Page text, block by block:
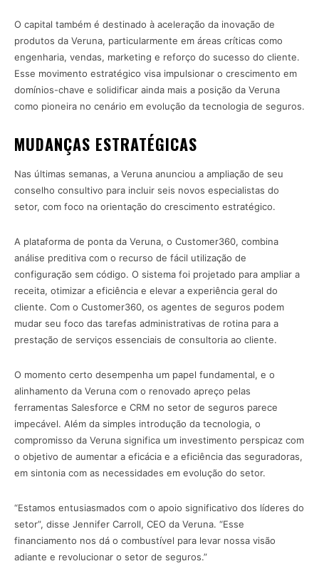
O capital também é destinado à aceleração da inovação de
produtos da Veruna, particularmente em áreas críticas como
engenharia, vendas, marketing e reforço do sucesso do cliente.
Esse movimento estratégico visa impulsionar o crescimento em
domínios-chave e solidificar ainda mais a posição da Veruna
como pioneira no cenário em evolução da tecnologia de seguros.
MUDANÇAS ESTRATÉGICAS
Nas últimas semanas, a Veruna anunciou a ampliação de seu
conselho consultivo para incluir seis novos especialistas do
setor, com foco na orientação do crescimento estratégico.
A plataforma de ponta da Veruna, o Customer360, combina
análise preditiva com o recurso de fácil utilização de
configuração sem código. O sistema foi projetado para ampliar a
receita, otimizar a eficiência e elevar a experiência geral do
cliente. Com o Customer360, os agentes de seguros podem
mudar seu foco das tarefas administrativas de rotina para a
prestação de serviços essenciais de consultoria ao cliente.
O momento certo desempenha um papel fundamental, e o
alinhamento da Veruna com o renovado apreço pelas
ferramentas Salesforce e CRM no setor de seguros parece
impecável. Além da simples introdução da tecnologia, o
compromisso da Veruna significa um investimento perspicaz com
o objetivo de aumentar a eficácia e a eficiência das seguradoras,
em sintonia com as necessidades em evolução do setor.
“Estamos entusiasmados com o apoio significativo dos líderes do
setor”, disse Jennifer Carroll, CEO da Veruna. “Esse
financiamento nos dá o combustível para levar nossa visão
adiante e revolucionar o setor de seguros.”